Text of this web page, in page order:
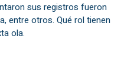
sus registros fueron
entre otros. Qué rol tienen
ola.